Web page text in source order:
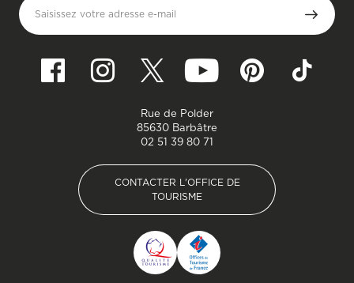
Saisissez votre adresse e-mail
Rue de Polder
85630 Barbâtre
02 51 39 80 71
CONTACTER L'OFFICE DE
TOURISME
CONTACTER L'OFFICE DE
TOURISME